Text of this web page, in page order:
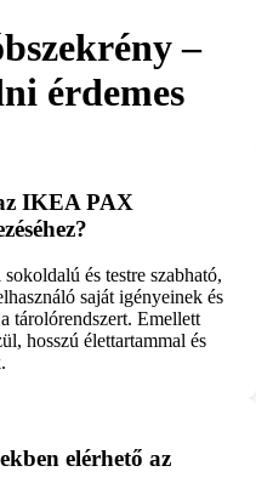
–
érdemes
IKEA PAX
és testre szabható,
saját igényeinek és
tárolórendszert. Emellett
hosszú élettartammal és
elérhető az